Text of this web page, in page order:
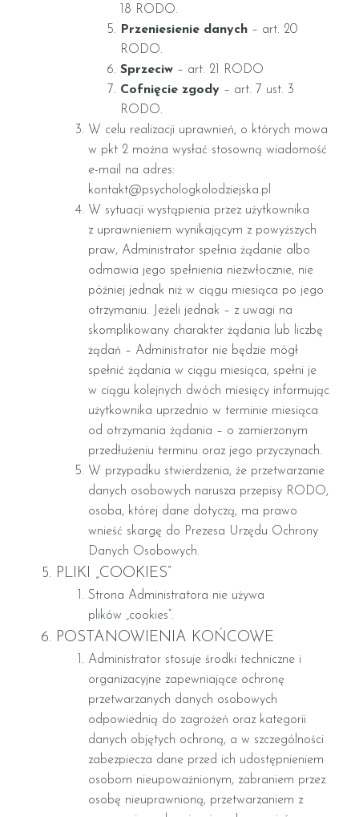
18 RODO.
Przeniesienie danych – art. 20
RODO.
Sprzeciw – art. 21 RODO
Cofnięcie zgody – art. 7 ust. 3
RODO.
W celu realizacji uprawnień, o których mowa
w pkt 2 można wysłać stosowną wiadomość
e-mail na adres:
kontakt@psychologkolodziejska.pl
W sytuacji wystąpienia przez użytkownika
z uprawnieniem wynikającym z powyższych
praw, Administrator spełnia żądanie albo
odmawia jego spełnienia niezwłocznie, nie
później jednak niż w ciągu miesiąca po jego
otrzymaniu. Jeżeli jednak – z uwagi na
skomplikowany charakter żądania lub liczbę
żądań – Administrator nie będzie mógł
spełnić żądania w ciągu miesiąca, spełni je
w ciągu kolejnych dwóch miesięcy informując
użytkownika uprzednio w terminie miesiąca
od otrzymania żądania – o zamierzonym
przedłużeniu terminu oraz jego przyczynach.
W przypadku stwierdzenia, że przetwarzanie
danych osobowych narusza przepisy RODO,
osoba, której dane dotyczą, ma prawo
wnieść skargę do Prezesa Urzędu Ochrony
Danych Osobowych.
PLIKI „COOKIES”
Strona Administratora nie używa
plików „cookies”.
POSTANOWIENIA KOŃCOWE
Administrator stosuje środki techniczne i
organizacyjne zapewniające ochronę
przetwarzanych danych osobowych
odpowiednią do zagrożeń oraz kategorii
danych objętych ochroną, a w szczególności
zabezpiecza dane przed ich udostępnieniem
osobom nieupoważnionym, zabraniem przez
osobę nieuprawnioną, przetwarzaniem z